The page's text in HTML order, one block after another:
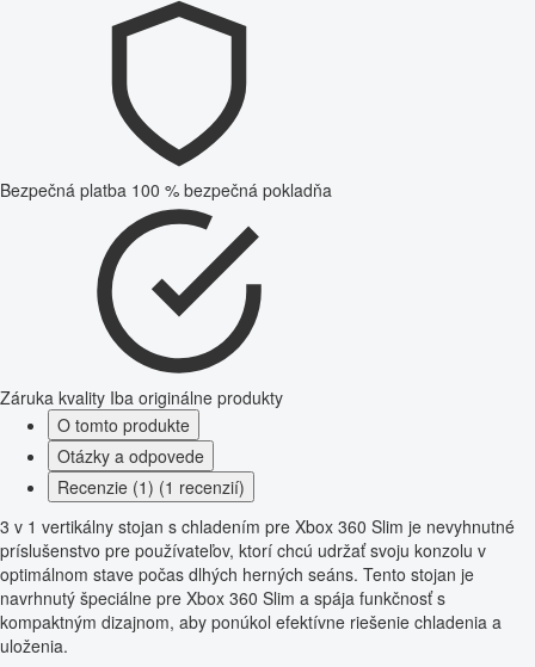
Bezpečná platba 100 % bezpečná pokladňa
Záruka kvality Iba originálne produkty
O tomto produkte
Otázky a odpovede
Recenzie (1) (1 recenzií)
3 v 1 vertikálny stojan s chladením pre Xbox 360 Slim je nevyhnutné
príslušenstvo pre používateľov, ktorí chcú udržať svoju konzolu v
optimálnom stave počas dlhých herných seáns. Tento stojan je
navrhnutý špeciálne pre Xbox 360 Slim a spája funkčnosť s
kompaktným dizajnom, aby ponúkol efektívne riešenie chladenia a
uloženia.